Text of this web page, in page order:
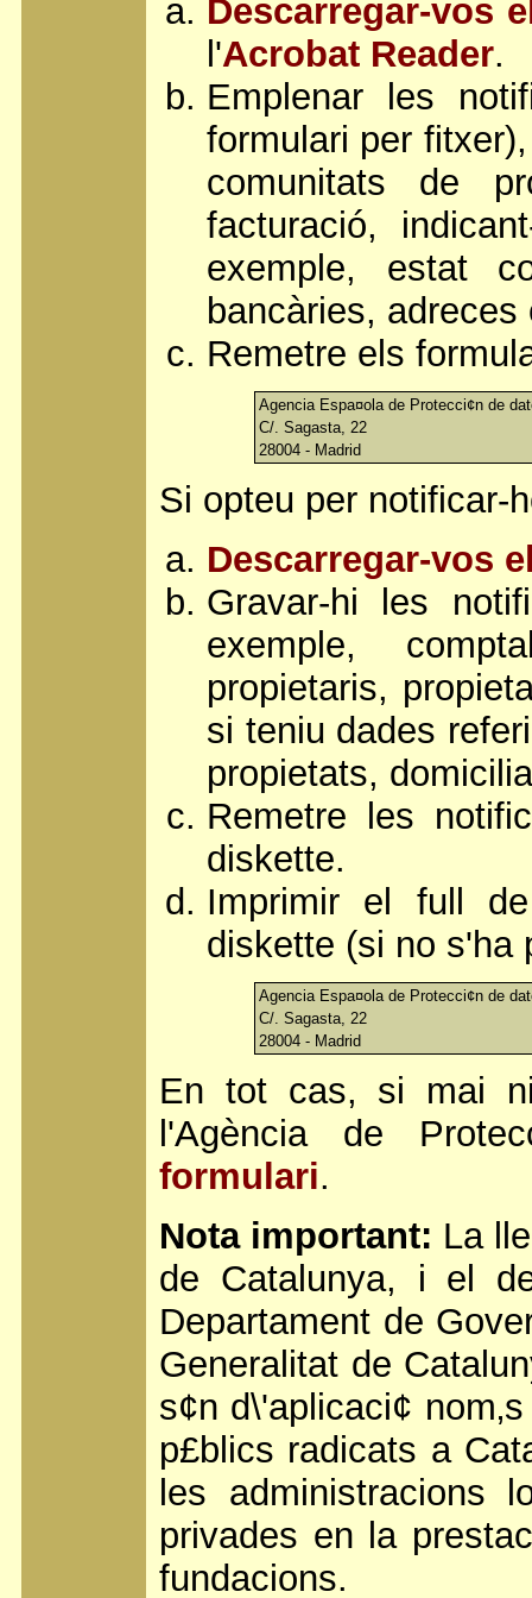
Descarregar-vos
l'Acrobat Reader.
Emplenar les
formulari per
comunitats de
facturació,
exemple, estat
bancàries, adreces
Remetre els
Agencia Espa¤ola de Protecci¢n de
C/. Sagasta, 22
28004 - Madrid
Si opteu per notificar-
Descarregar-vos
Gravar-hi les
exemple,
propietaris,
si teniu dades
propietats,
Remetre les
diskette.
Imprimir el full
diskette (si no s'ha
Agencia Espa¤ola de Protecci¢n de
C/. Sagasta, 22
28004 - Madrid
En tot cas, si mai
l'Agència de
formulari.
Nota important: La
de Catalunya, i el
Departament de
Generalitat de
s¢n d\'aplicaci¢
p£blics radicats a
les administracions
privades en la
fundacions.